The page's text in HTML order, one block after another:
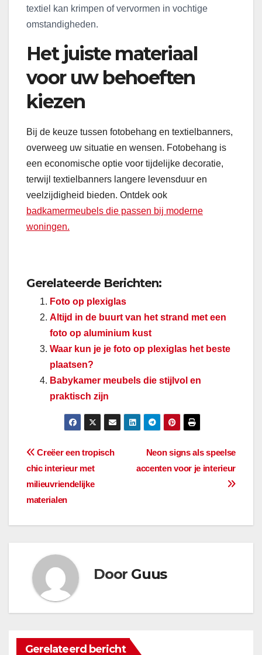
textiel kan krimpen of vervormen in vochtige
omstandigheden.
Het juiste materiaal
voor uw behoeften
kiezen
Bij de keuze tussen fotobehang en textielbanners,
overweeg uw situatie en wensen. Fotobehang is
een economische optie voor tijdelijke decoratie,
terwijl textielbanners langere levensduur en
veelzijdigheid bieden. Ontdek ook
badkamermeubels die passen bij moderne
woningen.
Gerelateerde Berichten:
Foto op plexiglas
Altijd in de buurt van het strand met een
foto op aluminium kust
Waar kun je je foto op plexiglas het beste
plaatsen?
Babykamer meubels die stijlvol en
praktisch zijn
Bericht
navigatie
Neon signs als speelse
accenten voor je interieur
Creëer een tropisch
chic interieur met
milieuvriendelijke
materialen
Door Guus
Gerelateerd bericht